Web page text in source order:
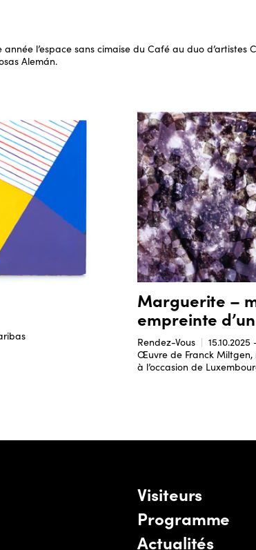
l’espace sans cimaise du Café au duo d’artistes
Alemán.
Marguerite –
empreinte
Rendez-Vous
15.10.2025
Œuvre de Franck Miltgen,
à l’occasion de
Visiteurs
Programme
Actualités